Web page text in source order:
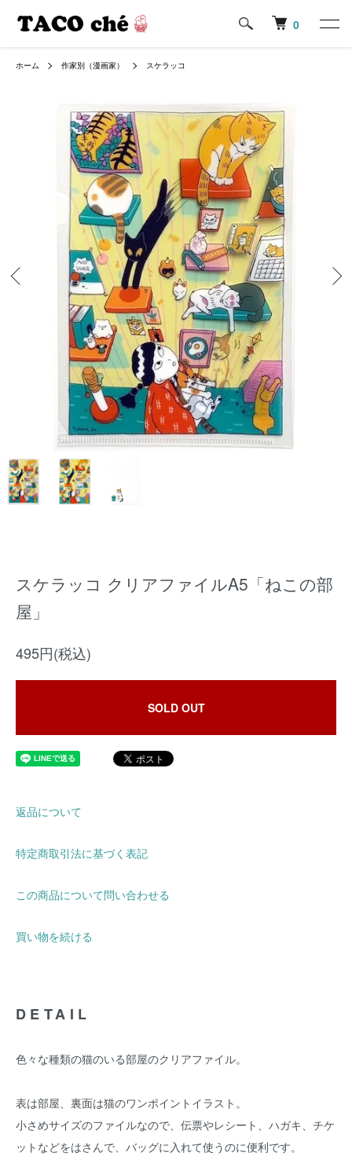
0
ホーム 作家別（漫画家） スケラッコ
スケラッコ クリアファイルA5「ねこの部
屋」
495円(税込)
SOLD OUT
返品について
特定商取引法に基づく表記
この商品について問い合わせる
買い物を続ける
DETAIL
色々な種類の猫のいる部屋のクリアファイル。
表は部屋、裏面は猫のワンポイントイラスト。
小さめサイズのファイルなので、伝票やレシート、ハガキ、チケ
ットなどをはさんで、バッグに入れて使うのに便利です。